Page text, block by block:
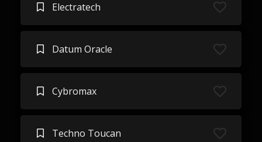
Electratech
Datum Oracle
Cybromax
Techno Toucan